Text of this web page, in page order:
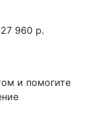
960 р.
и помогите